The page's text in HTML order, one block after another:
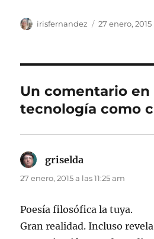
Autor
irisfernandez
Publicado
27 enero, 2015
Un comentario en
tecnología como
griselda
27 enero, 2015 a las 11:25 am
Poesía filosófica la tuya.
Gran realidad. Incluso